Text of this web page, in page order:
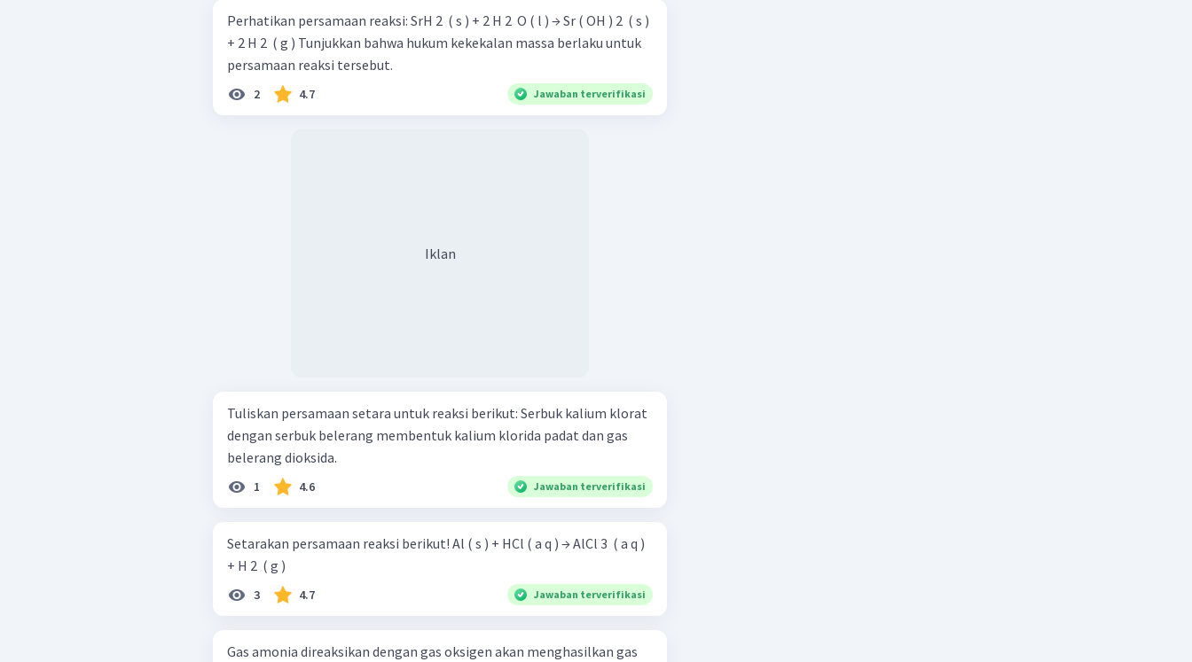
Perhatikan persamaan reaksi: SrH 2 ​ ( s ) + 2 H 2 ​ O ( l ) → Sr ( OH ) 2 ​ ( s )
+ 2 H 2 ​ ( g ) Tunjukkan bahwa hukum kekekalan massa berlaku untuk
persamaan reaksi tersebut.
2 4.7 Jawaban terverifikasi
Iklan
Tuliskan persamaan setara untuk reaksi berikut: Serbuk kalium klorat
dengan serbuk belerang membentuk kalium klorida padat dan gas
belerang dioksida.
1 4.6 Jawaban terverifikasi
Setarakan persamaan reaksi berikut! Al ( s ) + HCl ( a q ) → AlCl 3 ​ ( a q )
+ H 2 ​ ( g )
3 4.7 Jawaban terverifikasi
Gas amonia direaksikan dengan gas oksigen akan menghasilkan gas